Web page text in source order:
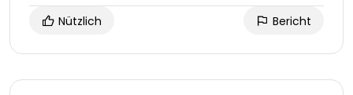
Nützlich Bericht